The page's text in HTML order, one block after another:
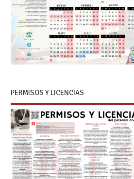
PERMISOS Y LICENCIAS